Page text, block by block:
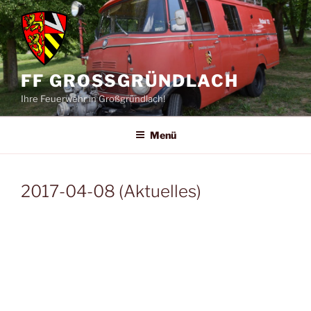
Zum
Inhalt
springen
FF GROSSGRÜNDLACH
Ihre Feuerwehr in Großgründlach!
Menü
2017-04-08 (Aktuelles)